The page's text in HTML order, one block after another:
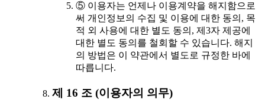
⑤ 이용자는 언제나 이용계약을 해지함으로
써 개인정보의 수집 및 이용에 대한 동의, 목
적 외 사용에 대한 별도 동의, 제3자 제공에
대한 별도 동의를 철회할 수 있습니다. 해지
의 방법은 이 약관에서 별도로 규정한 바에
따릅니다.
제 16 조 (이용자의 의무)